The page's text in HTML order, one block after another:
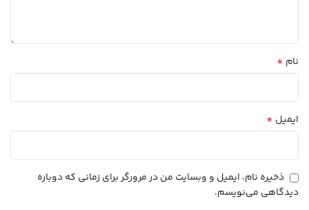
نام *
ایمیل *
ذخیره نام، ایمیل و وبسایت من در مرورگر برای زمانی که دوباره
دیدگاهی می‌نویسم.